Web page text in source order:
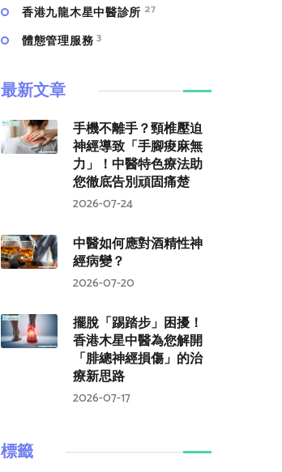
香港九龍木星中醫診所 27
體態管理服務 3
最新文章
手機不離手？頸椎壓迫
神經導致「手腳痠麻無
力」！中醫特色療法助
您徹底告別頑固痛楚
2026-07-24
中醫如何應對酒精性神
經病變？
2026-07-20
擺脫「踢踏步」困擾！
香港木星中醫為您解開
「腓總神經損傷」的治
療新思路
2026-07-17
標籤